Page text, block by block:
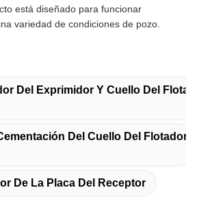
está diseñado para funcionar
variedad de condiciones de pozo.
Del Exprimidor Y Cuello Del
Del Cuello Del Flotador
De La Placa Del Receptor